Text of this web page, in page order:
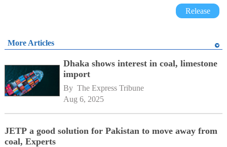
Release
More Articles
Dhaka shows interest in coal, limestone
import
By The Express Tribune
Aug 6, 2025
JETP a good solution for Pakistan to move away from
coal, Experts